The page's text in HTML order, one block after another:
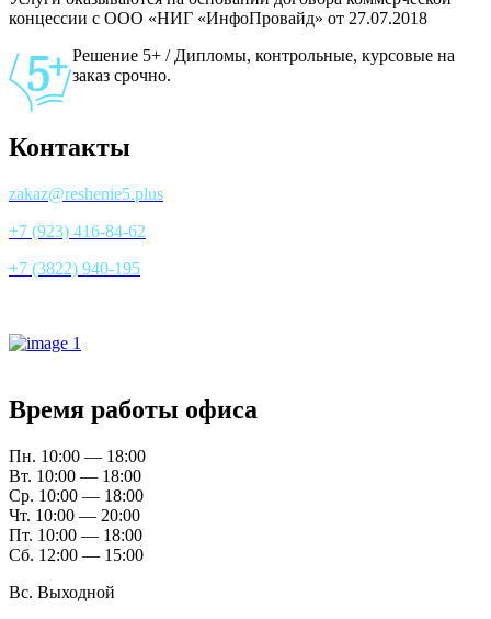
концессии с ООО «НИГ «ИнфоПровайд» от 27.07.2018
Решение 5+ / Дипломы, контрольные, курсовые на
заказ срочно.
Контакты
zakaz@reshenie5.plus
+7 (923) 416-84-62
+7 (3822) 940-195
Время работы офиса
Пн. 10:00 — 18:00
Вт. 10:00 — 18:00
Ср. 10:00 — 18:00
Чт. 10:00 — 20:00
Пт. 10:00 — 18:00
Сб. 12:00 — 15:00
Вс. Выходной